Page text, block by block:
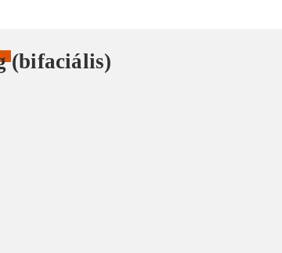
(bifaciális)